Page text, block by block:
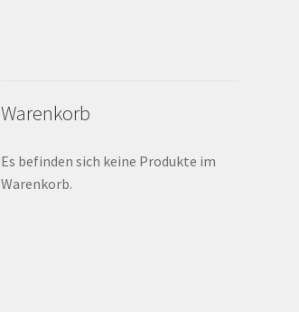
Warenkorb
Es befinden sich keine Produkte im
Warenkorb.